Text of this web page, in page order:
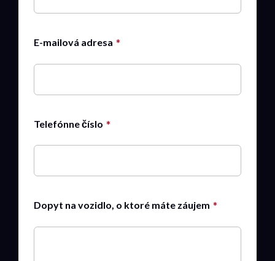
E-mailová adresa
Telefónne číslo
Dopyt na vozidlo, o ktoré máte záujem